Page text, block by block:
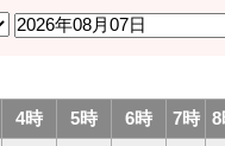
4時 5時 6時 7時 8